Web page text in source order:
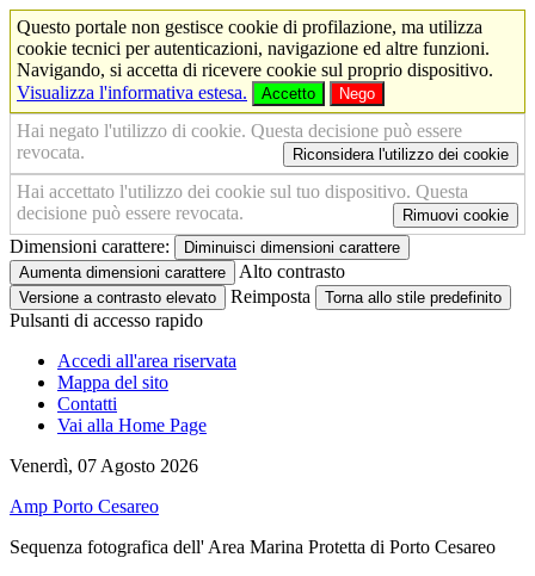
Questo portale non gestisce cookie di profilazione, ma utilizza
cookie tecnici per autenticazioni, navigazione ed altre funzioni.
Navigando, si accetta di ricevere cookie sul proprio dispositivo.
Visualizza l'informativa estesa.
Accetto Nego
Hai negato l'utilizzo di cookie. Questa decisione può essere
revocata.
Riconsidera l'utilizzo dei cookie
Hai accettato l'utilizzo dei cookie sul tuo dispositivo. Questa
decisione può essere revocata.
Rimuovi cookie
Dimensioni carattere:
Diminuisci dimensioni carattere
Aumenta dimensioni carattere
Alto contrasto
Versione a contrasto elevato Reimposta Torna allo stile predefinito
Pulsanti di accesso rapido
Accedi all'area riservata
Mappa del sito
Contatti
Vai alla Home Page
Venerdì, 07 Agosto 2026
Amp Porto Cesareo
Sequenza fotografica dell' Area Marina Protetta di Porto Cesareo